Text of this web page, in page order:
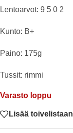
Lentoarvot: 9 5 0 2
Kunto: B+
Paino: 175g
Tussit: rimmi
Varasto loppu
Lisää toivelistaan